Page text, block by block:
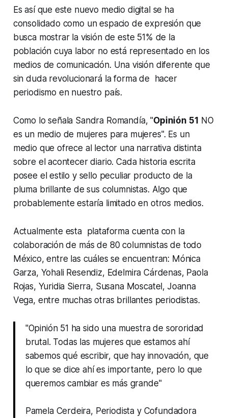
Es así que este nuevo medio digital se ha
consolidado como un espacio de expresión que
busca mostrar la visión de este 51% de la
población cuya labor no está representado en los
medios de comunicación. Una visión diferente que
sin duda revolucionará la forma de hacer
periodismo en nuestro país.
Como lo señala Sandra Romandía, "Opinión 51 NO
es un medio de mujeres para mujeres". Es un
medio que ofrece al lector una narrativa distinta
sobre el acontecer diario. Cada historia escrita
posee el estilo y sello peculiar producto de la
pluma brillante de sus columnistas. Algo que
probablemente estaría limitado en otros medios.
Actualmente esta plataforma cuenta con la
colaboración de más de 80 columnistas de todo
México, entre las cuáles se encuentran: Mónica
Garza, Yohali Resendiz, Edelmira Cárdenas, Paola
Rojas, Yuridia Sierra, Susana Moscatel, Joanna
Vega, entre muchas otras brillantes periodistas.
"Opinión 51 ha sido una muestra de sororidad
brutal. Todas las mujeres que estamos ahí
sabemos qué escribir, que hay innovación, que
lo que se dice ahí es importante, pero lo que
queremos cambiar es más grande"
Pamela Cerdeira, Periodista y Cofundadora